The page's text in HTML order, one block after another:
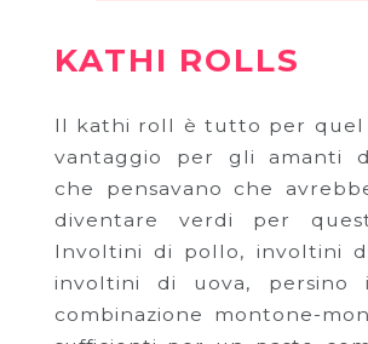
KATHI ROLLS
Il kathi roll è tutto per quel
vantaggio per gli amanti
che pensavano che
diventare verdi per
Involtini di pollo, involtini
involtini di uova, persino
combinazione montone-